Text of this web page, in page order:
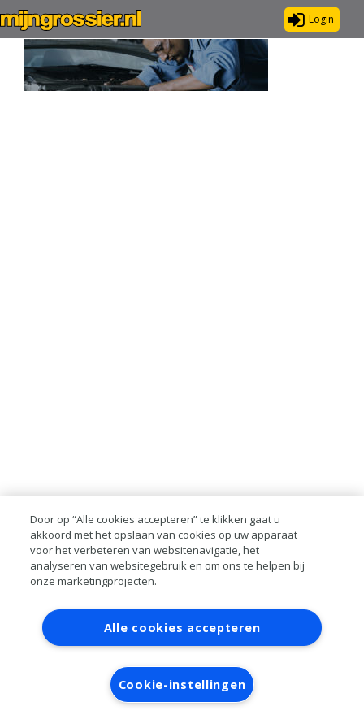
Login
Contact Account aanvragen
Inloggen
RAI bestanden
Privacy
Algemene
voorwaarden
Verwerkersovereenkomst
Door op “Alle cookies accepteren” te klikken gaat u
akkoord met het opslaan van cookies op uw apparaat
voor het verbeteren van websitenavigatie, het
analyseren van websitegebruik en om ons te helpen bij
onze marketingprojecten.
Alle cookies accepteren
Cookie-instellingen